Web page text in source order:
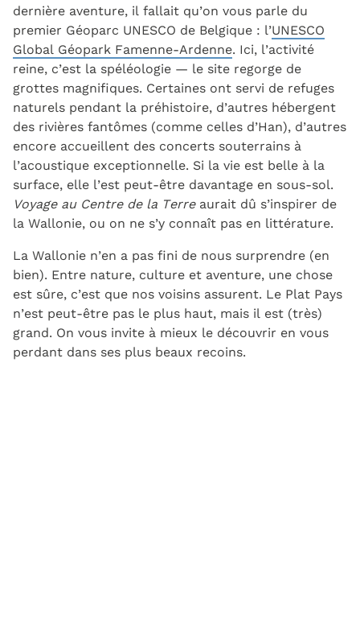
dernière aventure, il fallait qu’on vous parle du
premier Géoparc UNESCO de Belgique : l’UNESCO
Global Géopark Famenne-Ardenne. Ici, l’activité
reine, c’est la spéléologie — le site regorge de
grottes magnifiques. Certaines ont servi de refuges
naturels pendant la préhistoire, d’autres hébergent
des rivières fantômes (comme celles d’Han), d’autres
encore accueillent des concerts souterrains à
l’acoustique exceptionnelle. Si la vie est belle à la
surface, elle l’est peut-être davantage en sous-sol.
Voyage au Centre de la Terreaurait dû s’inspirer de
la Wallonie, ou on ne s’y connaît pas en littérature.
La Wallonie n’en a pas fini de nous surprendre (en
bien). Entre nature, culture et aventure, une chose
est sûre, c’est que nos voisins assurent. Le Plat Pays
n’est peut-être pas le plus haut, mais il est (très)
grand. On vous invite à mieux le découvrir en vous
perdant dans ses plus beaux recoins.